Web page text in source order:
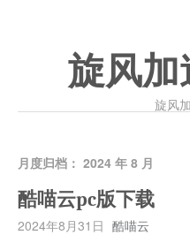
旋风加
旋风
月度归档： 2024 年 8 月
酷喵云pc版下载
2024年8月31日 酷喵云